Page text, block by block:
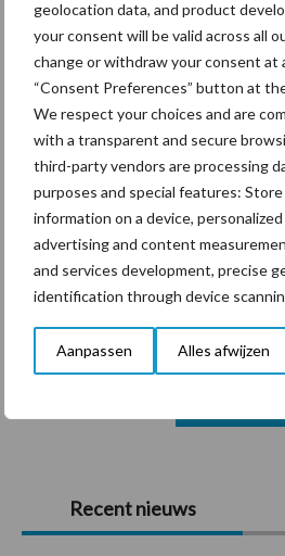
geolocation data, and product
your consent will be valid across all
change or withdraw your consent at
“Consent Preferences” button at
We respect your choices and are
with a transparent and secure
third-party vendors are processing
purposes and special features: Store
information on a device,
advertising and content
and services development, precise
identification through device
Aanpassen Alles afwijzen
Primaire
Sidebar
Recent nieuws
Themapagina's
Diergezondheid
Mastitis